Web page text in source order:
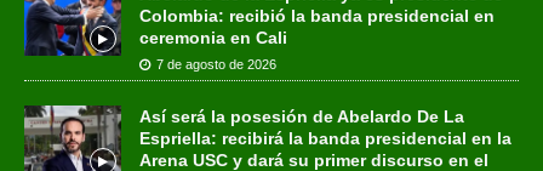
Colombia: recibió la banda presidencial en
ceremonia en Cali
7 de agosto de 2026
Así será la posesión de Abelardo De La
Espriella: recibirá la banda presidencial en la
Arena USC y dará su primer discurso en el